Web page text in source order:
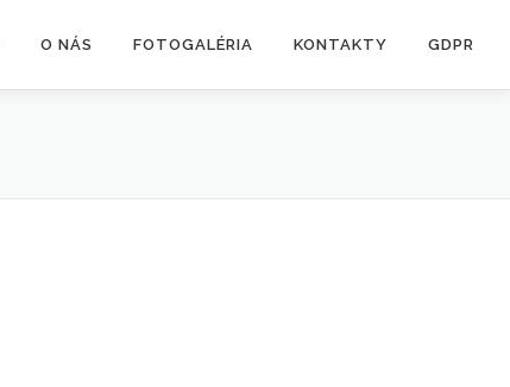
O NÁS FOTOGALÉRIA KONTAKTY GDPR